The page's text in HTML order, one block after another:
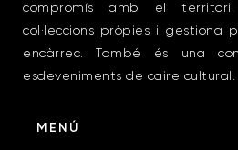
compromís amb el
col·leccions pròpies i gestiona
encàrrec. També és una
esdeveniments de caire cultural.
MENÚ